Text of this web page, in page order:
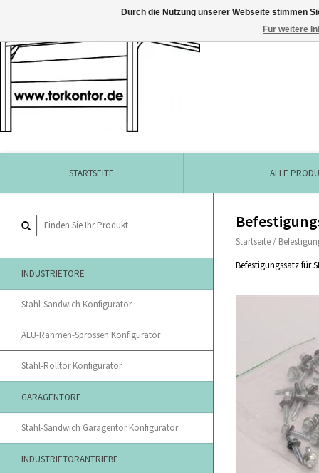
STARTSEITE ALLE
INDUSTRIETORE
Stahl-Sandwich Konfigurator
ALU-Rahmen-Sprossen Konfigurator
Stahl-Rolltor Konfigurator
GARAGENTORE
Stahl-Sandwich Garagentor Konfigurator
INDUSTRIETORANTRIEBE
Startseite /
Befestigungssatz für
Durch die Nutzung unserer Webseite stimmen
Für weitere